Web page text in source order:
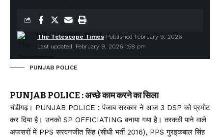
Last updated: February 9, 2026 1:58 pm
The Telescope Times Published February 9, 2026
PUNJAB POLICE
PUNJAB POLICE : अच्छे काम करने का सिला
चंडीगढ़। PUNJAB POLICE : पंजाब सरकार ने आज 3 DSP को प्रमोट
कर दिया है। उनको SP OFFICIATING बनाया गया है। तरक्की पाने वाले
अफसरों में PPS सरवनजीत सिंह (सीधी भर्ती 2016), PPS गुरइकबाल सिंह